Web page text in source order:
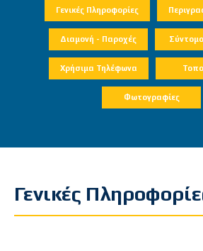
Γενικές Πληροφορίες
Διαμονή - Παροχές
Χρήσιμα Τηλέφωνα
Φωτογραφίες
Γενικές